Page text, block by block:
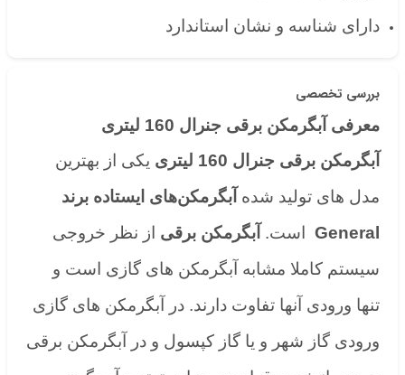
دارای شناسه و نشان استاندارد
بررسی تخصصی
معرفی آبگرمکن برقی جنرال 160 لیتری
آبگرمکن برقی جنرال 160 لیتری
یکی از بهترین
مدل های تولید شده آبگرمکن‌های ایستاده برند
General
است. آبگرمکن برقی از نظر خروجی
سیستم کاملا مشابه آبگرمکن های گازی است و
تنها ورودی آنها تفاوت دارند. در آبگرمکن های گازی
ورودی گاز شهر و یا گاز کپسول و در آبگرمکن برقی